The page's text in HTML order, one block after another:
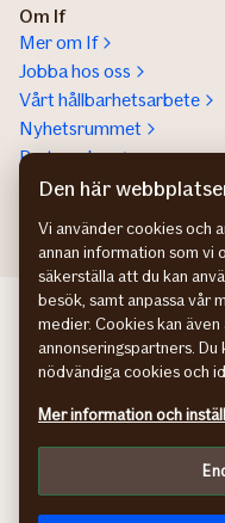
Om If
Mer om If
Jobba hos oss
Vårt hållbarhetsarbete
Nyhetsrummet
Partnerskap
Help a lot award
If
If
If
Den här
Vi använder cookies och
annan information som vi
säkerställa att du kan
besök, samt anpassa vår
medier. Cookies kan även
annonseringspartners.
nödvändiga cookies och
Mer information och